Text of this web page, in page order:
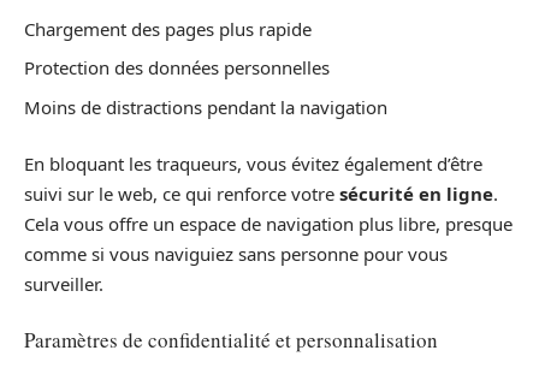
Chargement des pages plus rapide
Protection des données personnelles
Moins de distractions pendant la navigation
En bloquant les traqueurs, vous évitez également d’être
suivi sur le web, ce qui renforce votre sécurité en ligne.
Cela vous offre un espace de navigation plus libre, presque
comme si vous naviguiez sans personne pour vous
surveiller.
Paramètres de confidentialité et personnalisation